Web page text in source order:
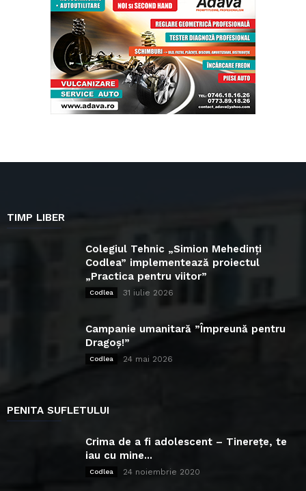
TIMP LIBER
Colegiul Tehnic „Simion Mehedinți
Codlea” implementează proiectul
„Practica pentru viitor”
Codlea 31 iulie 2026
Campanie umanitară ”Împreună pentru
Dragoș!”
Codlea 24 mai 2026
PENITA SUFLETULUI
Crima de a fi adolescent – Tinerețe, te
iau cu mine...
Codlea 24 noiembrie 2020